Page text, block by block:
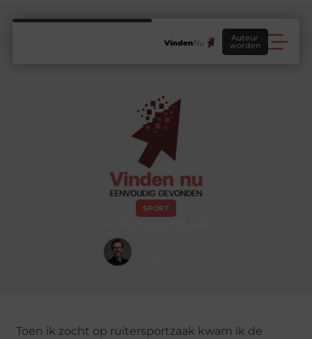
Auteur
worden
SPORT
Toen ik zocht op ruitersportzaak kwam ik de